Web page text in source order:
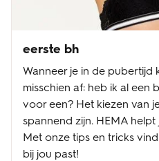
eerste bh
Wanneer je in de pubertijd
misschien af: heb ik al een
voor een? Het kiezen van
spannend zijn. HEMA
Met onze tips en tricks
bij jou past!